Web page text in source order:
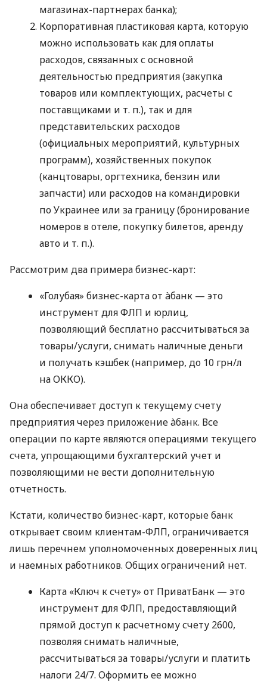
магазинах-партнерах банка);
Корпоративная пластиковая карта, которую
можно использовать как для оплаты
расходов, связанных с основной
деятельностью предприятия (закупка
товаров или комплектующих, расчеты с
поставщиками и т. п.), так и для
представительских расходов
(официальных мероприятий, культурных
программ), хозяйственных покупок
(канцтовары, оргтехника, бензин или
запчасти) или расходов на командировки
по Украинее или за границу (бронирование
номеров в отеле, покупку билетов, аренду
авто и т. п.).
Рассмотрим два примера бизнес-карт:
«Голубая» бизнес-карта от àбанк — это
инструмент для ФЛП и юрлиц,
позволяющий бесплатно рассчитываться за
товары/услуги, снимать наличные деньги
и получать кэшбек (например, до 10 грн/л
на ОККО).
Она обеспечивает доступ к текущему счету
предприятия через приложение àбанк. Все
операции по карте являются операциями текущего
счета, упрощающими бухгалтерский учет и
позволяющими не вести дополнительную
отчетность.
Кстати, количество бизнес-карт, которые банк
открывает своим клиентам-ФЛП, ограничивается
лишь перечнем уполномоченных доверенных лиц
и наемных работников. Общих ограничений нет.
Карта «Ключ к счету» от ПриватБанк — это
инструмент для ФЛП, предоставляющий
прямой доступ к расчетному счету 2600,
позволяя снимать наличные,
рассчитываться за товары/услуги и платить
налоги 24/7. Оформить ее можно